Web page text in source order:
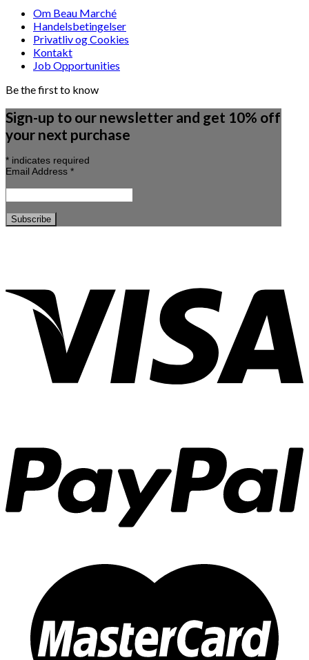
Om Beau Marché
Handelsbetingelser
Privatliv og Cookies
Kontakt
Job Opportunities
Be the first to know
Sign-up to our newsletter and get 10% off
your next purchase
* indicates required
Email Address *